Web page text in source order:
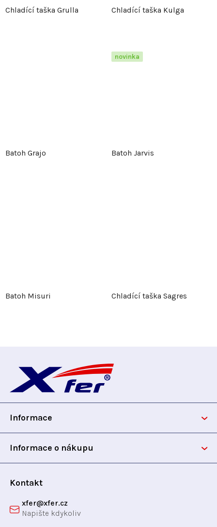
Chladící taška Grulla Chladící taška Kulga
Batoh Grajo
novinka
Batoh Jarvis
Batoh Misuri Chladící taška Sagres
p
Informace
Informace o nákupu
Kontakt
xfer@xfer.cz